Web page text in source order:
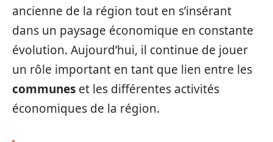
ancienne de la région tout en s’insérant
dans un paysage économique en constante
évolution. Aujourd’hui, il continue de jouer
un rôle important en tant que lien entre les
communes et les différentes activités
économiques de la région.